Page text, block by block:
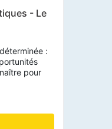
- Le
:
pour